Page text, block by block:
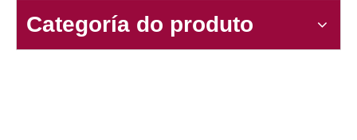
Categoría do produto